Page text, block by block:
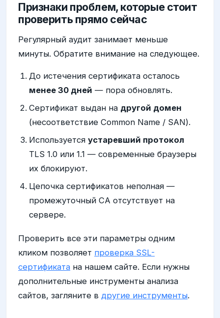
Признаки проблем, которые стоит
проверить прямо сейчас
Регулярный аудит занимает меньше
минуты. Обратите внимание на следующее.
До истечения сертификата осталось
менее 30 дней — пора обновлять.
Сертификат выдан на другой домен
(несоответствие Common Name / SAN).
Используется устаревший протокол
TLS 1.0 или 1.1 — современные браузеры
их блокируют.
Цепочка сертификатов неполная —
промежуточный CA отсутствует на
сервере.
Проверить все эти параметры одним
кликом позволяет проверка SSL-
сертификата на нашем сайте. Если нужны
дополнительные инструменты анализа
сайтов, загляните в другие инструменты.